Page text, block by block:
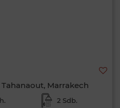
Marrakech
2 Sdb.